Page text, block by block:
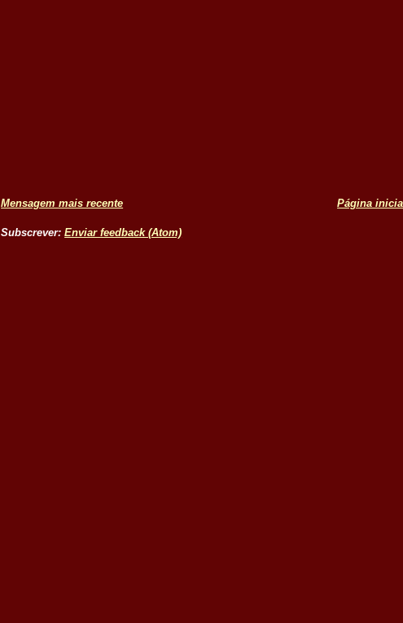
Mensagem mais recente Página
Subscrever:Enviar feedback (Atom)